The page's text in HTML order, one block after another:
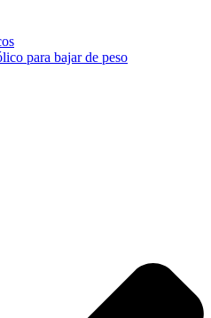
para bajar de peso